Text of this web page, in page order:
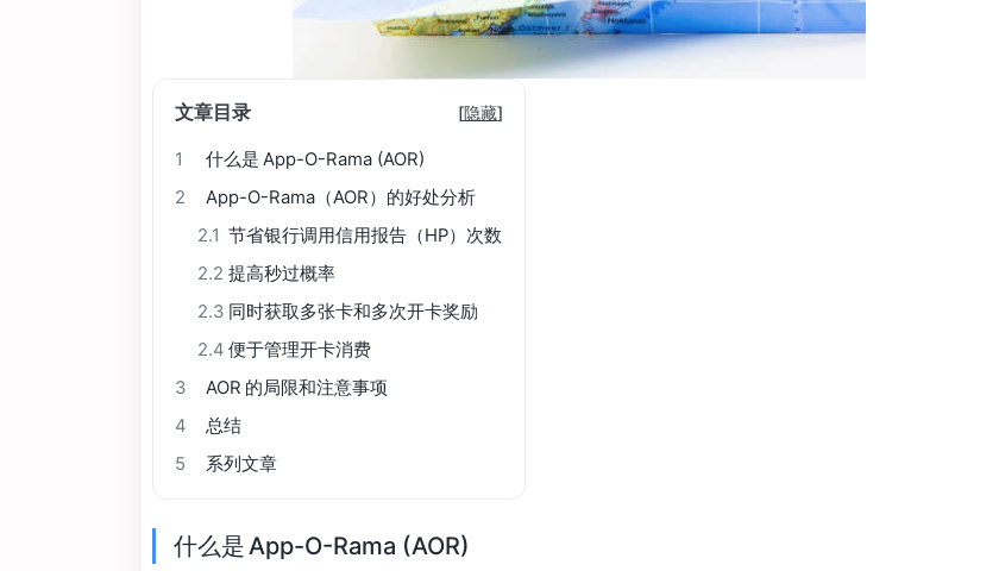
文章目录 [隐藏]
1
什么是 App-O-Rama (AOR)
2
App-O-Rama（AOR）的好处分析
2.1 节省银行调用信用报告（HP）次数
2.2 提高秒过概率
2.3 同时获取多张卡和多次开卡奖励
2.4 便于管理开卡消费
3
AOR 的局限和注意事项
4
总结
5
系列文章
什么是 App-O-Rama (AOR)